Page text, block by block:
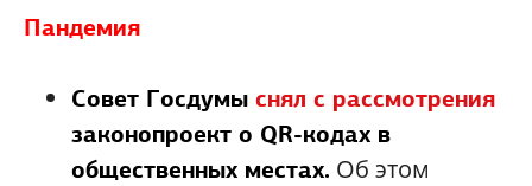
Пандемия
Совет Госдумы снял с рассмотрения
законопроект о QR-кодах в
общественных местах. Об этом